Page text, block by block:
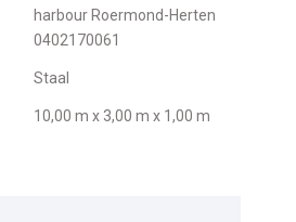
harbour Roermond-Herten
0402170061
Staal
10,00 m x 3,00 m x 1,00 m